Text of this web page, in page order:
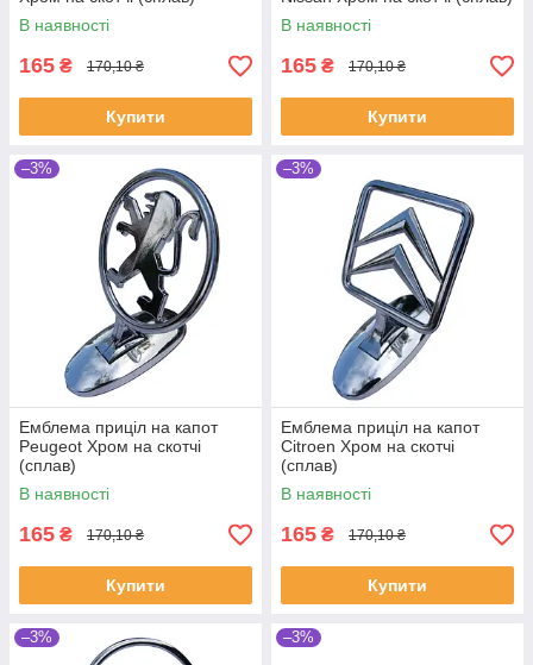
В наявності
165 ₴ 170,10 ₴
Купити
В наявності
165 ₴ 170,10 ₴
Купити
–3%
Емблема приціл на капот
Peugeot Хром на скотчі
(сплав)
В наявності
165 ₴ 170,10 ₴
Купити
–3%
Емблема приціл на капот
Citroen Хром на скотчі
(сплав)
В наявності
165 ₴ 170,10 ₴
Купити
–3% –3%